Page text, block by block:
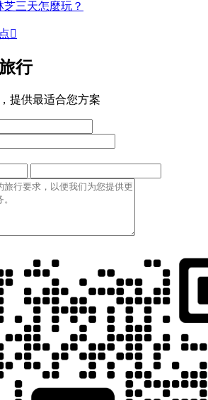
三天怎麼玩？

行
提供最适合您方案